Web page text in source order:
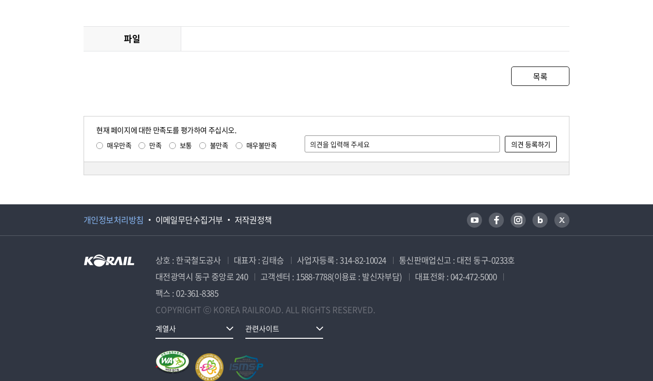
파일
목록
현재 페이지에 대한 만족도를 평가하여 주십시오.
매우만족 만족 보통 불만족 매우불만족
개인정보처리방침 이메일무단수집거부 저작권정책
상호 : 한국철도공사 대표자 : 김태승 사업자등록 : 314-82-10024
통신판매업신고 : 대전 동구-0233호
대전광역시 동구 중앙로 240
고객센터 : 1588-7788(이용료 : 발신자부담)
대표전화 : 042-472-5000
팩스 : 02-361-8385
COPYRIGHT ⓒ KOREA RAILROAD. ALL RIGHTS RESERVED.
계열사 관련사이트